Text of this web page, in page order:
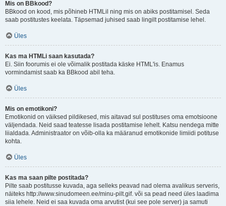
Mis on BBkood?
BBkood on kood, mis põhineb HTMLil ning mis on abiks postitamisel. Seda
saab postitustes keelata. Täpsemad juhised saab lingilt postitamise lehel.
Üles
Kas ma HTMLi saan kasutada?
Ei. Siin foorumis ei ole võimalik postitada käske HTML'is. Enamus
vormindamist saab ka BBkood abil teha.
Üles
Mis on emotikoni?
Emotikonid on väiksed pildikesed, mis aitavad sul postituses oma emotsioone
väljendada. Neid saad teatesse lisada postitamise lehelt. Katsu nendega mitte
liialdada. Administraator on võib-olla ka määranud emotikonide limiidi potituse
kohta.
Üles
Kas ma saan pilte postitada?
Pilte saab postitusse kuvada, aga selleks peavad nad olema avalikus serveris,
näiteks http://www.sinudomeen.ee/minu-pilt.gif. või sa pead need üles laadima
siia lehele. Neid ei saa kuvada oma arvutist (kui see pole server) ja samuti